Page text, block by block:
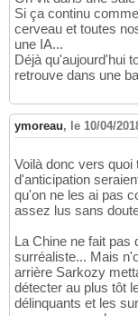
Si ça continu
cerveau et toutes
une IA...
Déjà qu'aujourd'hui
retrouve dans une
ymoreau, le 10/04/
Voilà donc vers quoi
d'anticipation
qu'on ne les ai pas
assez lus sans
La Chine ne fait
surréaliste... Mais
arrière Sarkozy
détecter au plus tôt
délinquants et les